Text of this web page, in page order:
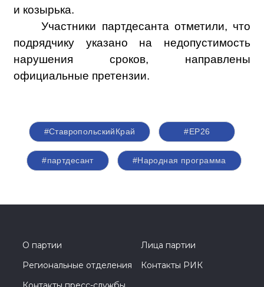
и козырька.
Участники партдесанта отметили, что
подрядчику указано на недопустимость
нарушения сроков, направлены
официальные претензии.
#СтавропольскийКрай #ЕР26
#партдесант #Народная программа
О партии
Лица партии
Региональные отделения
Контакты РИК